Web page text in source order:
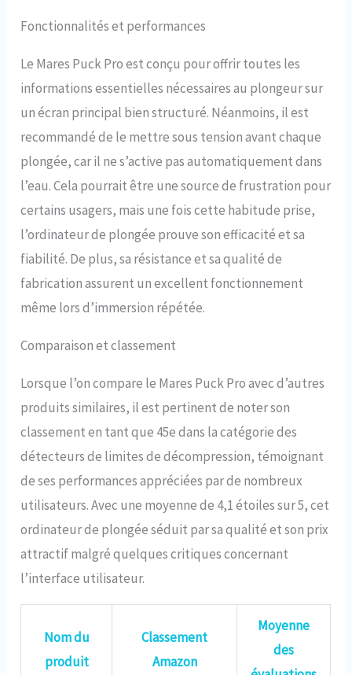
Fonctionnalités et performances
Le Mares Puck Pro est conçu pour offrir toutes les
informations essentielles nécessaires au plongeur sur
un écran principal bien structuré. Néanmoins, il est
recommandé de le mettre sous tension avant chaque
plongée, car il ne s’active pas automatiquement dans
l’eau. Cela pourrait être une source de frustration pour
certains usagers, mais une fois cette habitude prise,
l’ordinateur de plongée prouve son efficacité et sa
fiabilité. De plus, sa résistance et sa qualité de
fabrication assurent un excellent fonctionnement
même lors d’immersion répétée.
Comparaison et classement
Lorsque l’on compare le Mares Puck Pro avec d’autres
produits similaires, il est pertinent de noter son
classement en tant que 45e dans la catégorie des
détecteurs de limites de décompression, témoignant
de ses performances appréciées par de nombreux
utilisateurs. Avec une moyenne de 4,1 étoiles sur 5, cet
ordinateur de plongée séduit par sa qualité et son prix
attractif malgré quelques critiques concernant
l’interface utilisateur.
Nom du
produit
Classement
Amazon
Moyenne
des